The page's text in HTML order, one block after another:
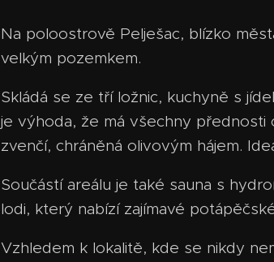
Na poloostrově Pelješac, blízko
velkým pozemkem.
Skládá se ze tří ložnic, kuchyně s
je výhoda, že má všechny přednosti
zvenčí, chráněná olivovým hájem.
Součástí areálu je také sauna s
lodi, který nabízí zajímavé
Vzhledem k lokalitě, kde se nikdy